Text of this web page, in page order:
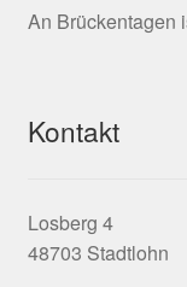
An Brückentagen
Kontakt
Losberg 4
48703 Stadtlohn